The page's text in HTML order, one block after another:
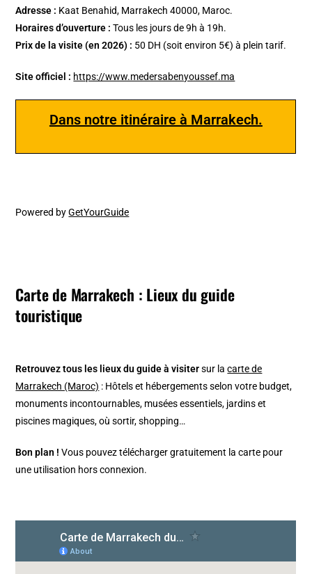
Adresse : Kaat Benahid, Marrakech 40000, Maroc.
Horaires d’ouverture : Tous les jours de 9h à 19h.
Prix de la visite (en 2026) : 50 DH (soit environ 5€) à plein tarif.
Site officiel : https://www.medersabenyoussef.ma
Dans notre itinéraire à Marrakech.
Powered byGetYourGuide
Carte de Marrakech : Lieux du guide
touristique
Retrouvez tous les lieux du guide à visitersur lacarte de
Marrakech (Maroc) : Hôtels et hébergements selon votre budget,
monuments incontournables, musées essentiels, jardins et
piscines magiques, où sortir, shopping…
Bon plan ! Vous pouvez télécharger gratuitement la carte pour
une utilisation hors connexion.